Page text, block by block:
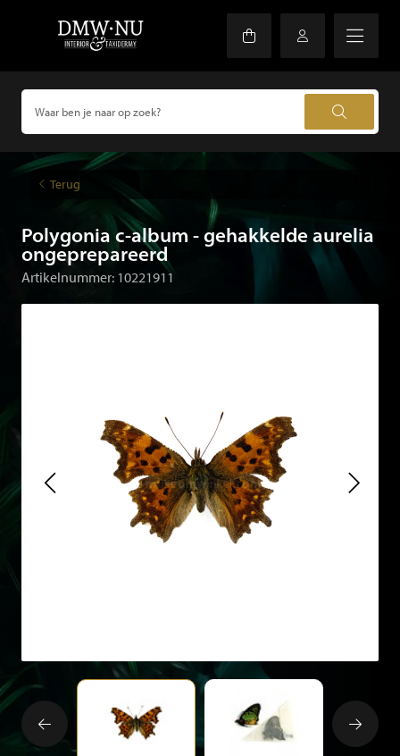
Terug
Polygonia c-album - gehakkelde aurelia
ongeprepareerd
Artikelnummer: 10221911